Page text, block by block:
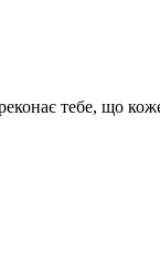
тебе, що